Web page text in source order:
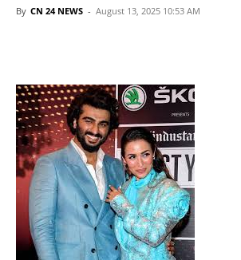
By CN 24 NEWS - August 13, 2025 10:53 AM